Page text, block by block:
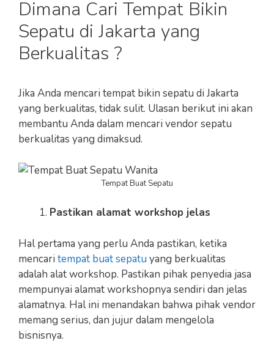
Dimana Cari Tempat Bikin
Sepatu di Jakarta yang
Berkualitas ?
Jika Anda mencari tempat bikin sepatu di Jakarta
yang berkualitas, tidak sulit. Ulasan berikut ini akan
membantu Anda dalam mencari vendor sepatu
berkualitas yang dimaksud.
Tempat Buat Sepatu
Pastikan alamat workshop jelas
Hal pertama yang perlu Anda pastikan, ketika
mencari tempat buat sepatu yang berkualitas
adalah alat workshop. Pastikan pihak penyedia jasa
mempunyai alamat workshopnya sendiri dan jelas
alamatnya. Hal ini menandakan bahwa pihak vendor
memang serius, dan jujur dalam mengelola
bisnisnya.